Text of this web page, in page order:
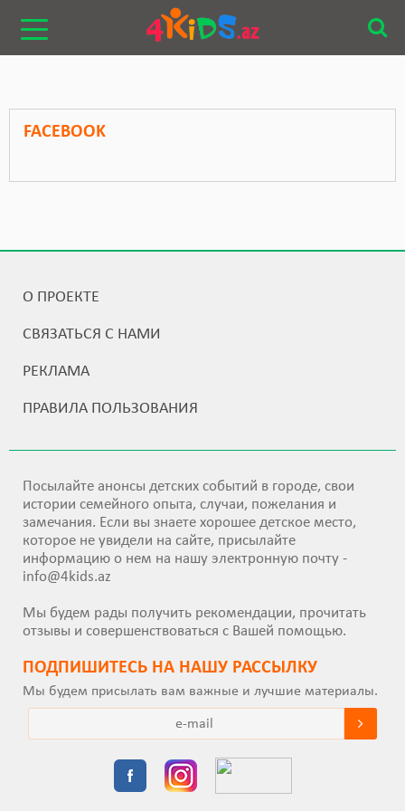
FACEBOOK
О ПРОЕКТЕ
СВЯЗАТЬСЯ С НАМИ
РЕКЛАМА
ПРАВИЛА ПОЛЬЗОВАНИЯ
Посылайте анонсы детских событий в городе, свои
истории семейного опыта, случаи, пожелания и
замечания. Если вы знаете хорошее детское место,
которое не увидели на сайте, присылайте
информацию о нем на нашу электронную почту -
info@4kids.az
Мы будем рады получить рекомендации, прочитать
отзывы и совершенствоваться с Вашей помощью.
ПОДПИШИТEСЬ НА НАШУ РАССЫЛКУ
Мы будем присылать вам важные и лучшие материалы.